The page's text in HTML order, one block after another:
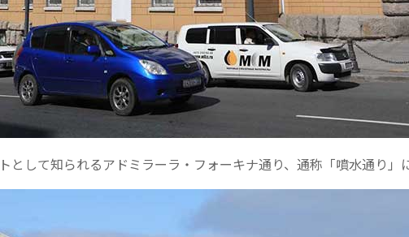
として知られるアドミラーラ・フォーキナ通り、通称「噴水通り」